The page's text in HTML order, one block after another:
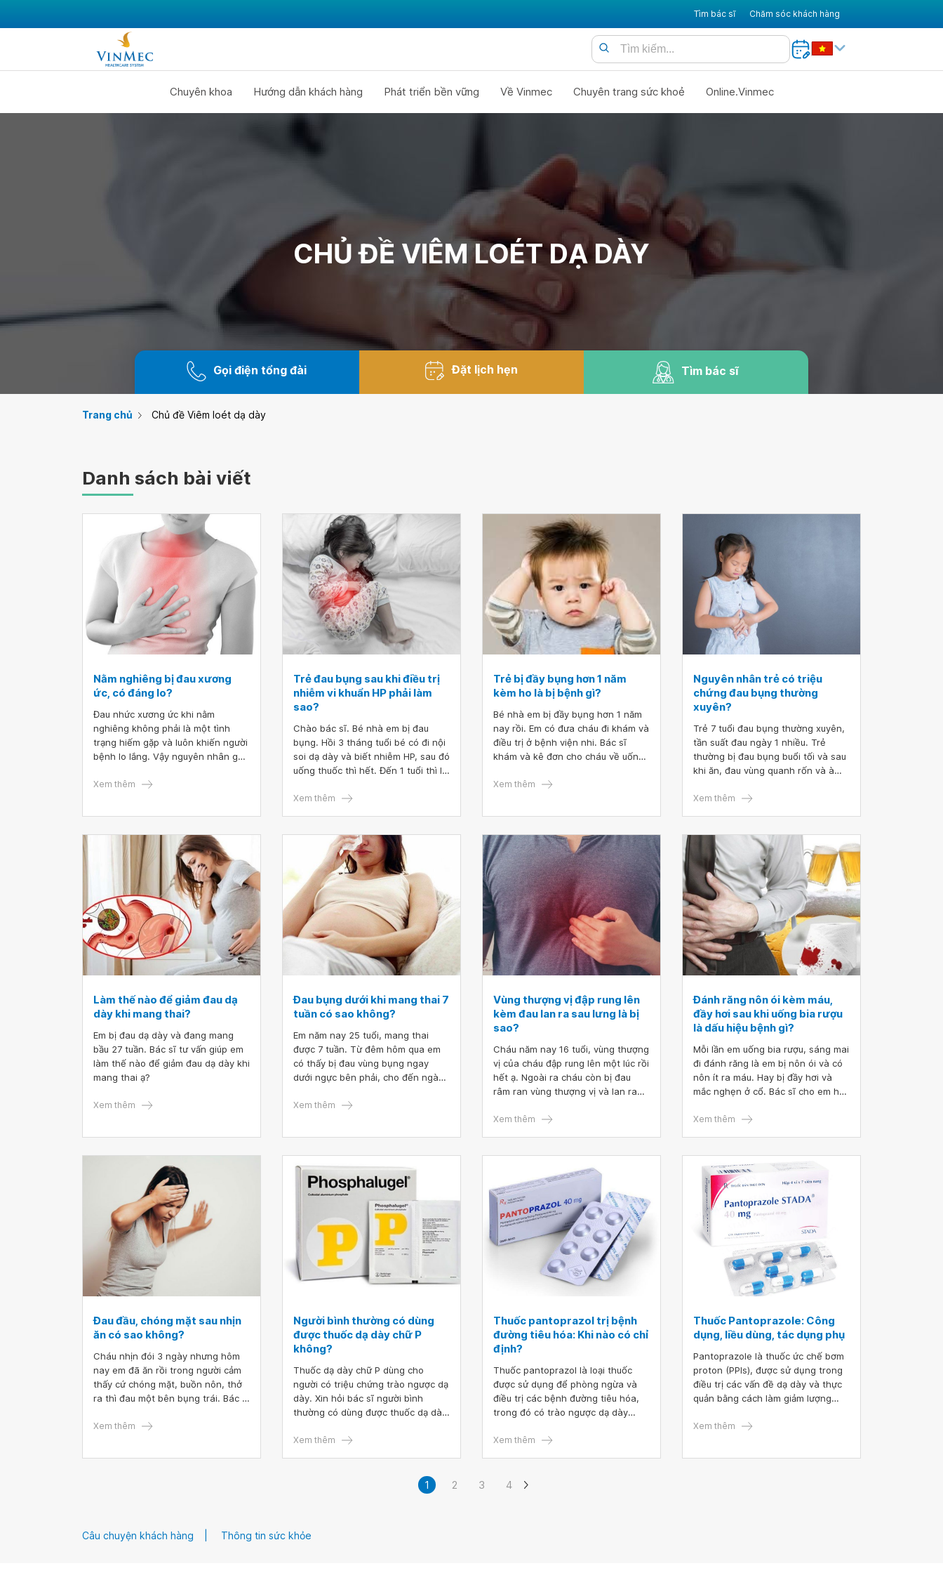
Tìm bác sĩ Chăm sóc khách hàng
Chuyên khoa Hướng dẫn khách hàng Phát triển bền vững Về Vinmec Chuyên trang sức khoẻ Online.Vinmec
CHỦ ĐỀ VIÊM LOÉT DẠ DÀY
Gọi điện tổng đài Đặt lịch hẹn Tìm bác sĩ
Trang chủ Chủ đề Viêm loét dạ dày
Danh sách bài viết
Nằm nghiêng bị đau xương
ức, có đáng lo?
Đau nhức xương ức khi nằm
nghiêng không phải là một tình
trạng hiếm gặp và luôn khiến người
bệnh lo lắng. Vậy nguyên nhân gây
này có gây nguy hiểm không?
Xem thêm
Trẻ đau bụng sau khi điều trị
nhiễm vi khuẩn HP phải làm
sao?
Chào bác sĩ. Bé nhà em bị đau
bụng. Hồi 3 tháng tuổi bé có đi nội
soi dạ dày và biết nhiễm HP, sau đó
uống thuốc thì hết. Đến 1 tuổi thì lại
HP, uống thuốc thì đỡ nhưng 1
vậy ạ? Mong bác sĩ tư vấn giúp em,
em xin cảm ơn.
Xem thêm
Trẻ bị đầy bụng hơn 1 năm
kèm ho là bị bệnh gì?
Bé nhà em bị đầy bụng hơn 1 năm
nay rồi. Em có đưa cháu đi khám và
điều trị ở bệnh viện nhi. Bác sĩ
khám và kê đơn cho cháu về uống.
gần đây thì cháu lại bị đầy bụng lại.
giúp em trẻ bị đầy bụng hơn 1 năm
kèm ho là bị bệnh gì?
Xem thêm
Nguyên nhân trẻ có triệu
chứng đau bụng thường
xuyên?
Trẻ 7 tuổi đau bụng thường xuyên,
tần suất đau ngày 1 nhiều. Trẻ
thường bị đau bụng buổi tối và sau
khi ăn, đau vùng quanh rốn và à
không? Xin tư vấn và có thể khám
nhân trẻ có triệu chứng đau bụng
thường xuyên không ạ?
Xem thêm
Làm thế nào để giảm đau dạ
dày khi mang thai?
Em bị đau dạ dày và đang mang
bầu 27 tuần. Bác sĩ tư vấn giúp em
làm thế nào để giảm đau dạ dày khi
mang thai ạ?
Xem thêm
Đau bụng dưới khi mang thai 7
tuần có sao không?
Em năm nay 25 tuổi, mang thai
được 7 tuần. Từ đêm hôm qua em
có thấy bị đau vùng bụng ngay
dưới ngực bên phải, cho đến ngày
thai lưu 8 tuần vào tháng 8/2020.
Xem thêm
Vùng thượng vị đập rung lên
kèm đau lan ra sau lưng là bị
sao?
Cháu năm nay 16 tuổi, vùng thượng
vị của cháu đập rung lên một lúc rồi
hết ạ. Ngoài ra cháu còn bị đau
râm ran vùng thượng vị và lan ra
thượng vị đập rung lên kèm đau lan
Xem thêm
Đánh răng nôn ói kèm máu,
đầy hơi sau khi uống bia rượu
là dấu hiệu bệnh gì?
Mỗi lần em uống bia rượu, sáng mai
đi đánh răng là em bị nôn ói và có
nôn ít ra máu. Hay bị đầy hơi và
mắc nghẹn ở cổ. Bác sĩ cho em hỏi
sau khi uống bia rượu là dấu hiệu
Xem thêm
Đau đầu, chóng mặt sau nhịn
ăn có sao không?
Cháu nhịn đói 3 ngày nhưng hôm
nay em đã ăn rồi trong người cảm
thấy cứ chóng mặt, buồn nôn, thở
ra thì đau một bên bụng trái. Bác sĩ
sau nhịn ăn có sao không? Cháu
Xem thêm
Người bình thường có dùng
được thuốc dạ dày chữ P
không?
Thuốc dạ dày chữ P dùng cho
người có triệu chứng trào ngược dạ
dày. Xin hỏi bác sĩ người bình
thường có dùng được thuốc dạ dày
Xem thêm
Thuốc pantoprazol trị bệnh
đường tiêu hóa: Khi nào có chỉ
định?
Thuốc pantoprazol là loại thuốc
được sử dụng để phòng ngừa và
điều trị các bệnh đường tiêu hóa,
trong đó có trào ngược dạ dày
thuốc pantoprazol an toàn và hiệu
Xem thêm
Thuốc Pantoprazole: Công
dụng, liều dùng, tác dụng phụ
Pantoprazole là thuốc ức chế bơm
proton (PPIs), được sử dụng trong
điều trị các vấn đề dạ dày và thực
quản bằng cách làm giảm lượng
Xem thêm
1 2 3 4
Câu chuyện khách hàng Thông tin sức khỏe